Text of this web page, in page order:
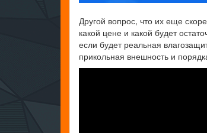
Другой вопрос, что их еще
какой цене и какой будет
если будет реальная
прикольная внешность и